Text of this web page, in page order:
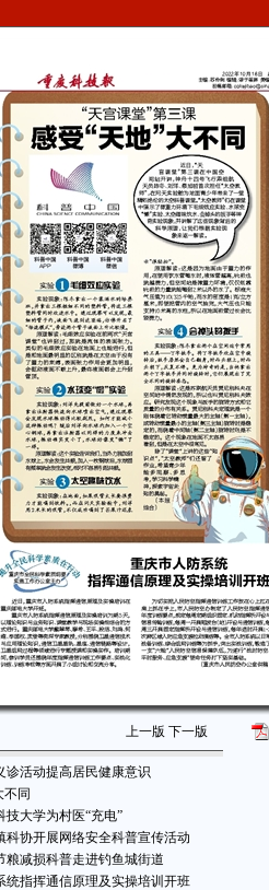
上一版 下一版
诊活动提高居民健康意识
不同
技大学为村医“充电”
科协开展网络安全科普宣传活动
粮减损科普走进钓鱼城街道
统指挥通信原理及实操培训开班